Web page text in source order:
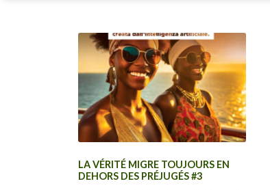
LA VÉRITÉ MIGRE TOUJOURS EN
DEHORS DES PRÉJUGÉS #3